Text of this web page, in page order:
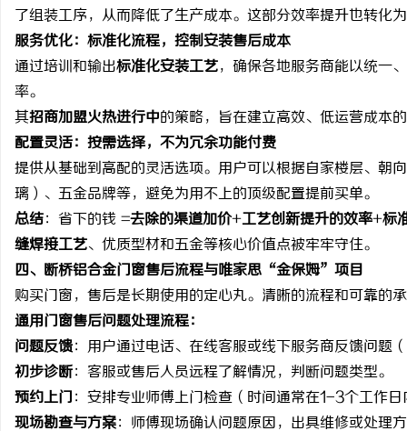
了组装工序，从而降低了生产成本。这部分效率提升也转化
服务优化：标准化流程，控制安装售后成本
通过培训和输出标准化安装工艺，确保各地服务商能以统一
率。
其招商加盟火热进行中的策略，旨在建立高效、低运营成本
配置灵活：按需选择，不为冗余功能付费
提供从基础到高配的灵活选项。用户可以根据自家楼层、朝
璃）、五金品牌等，避免为用不上的顶级配置提前买单。
总结：省下的钱 =去除的渠道加价+工艺创新提升的效率+标
缝焊接工艺、优质型材和五金等核心价值点被牢牢守住。
四、断桥铝合金门窗售后流程与唯家思“金保姆”项目
购买门窗，售后是长期使用的定心丸。清晰的流程和可靠的
通用门窗售后问题处理流程：
问题反馈：用户通过电话、在线客服或线下服务商反馈问题
初步诊断：客服或售后人员远程了解情况，判断问题类型。
预约上门 ：安排专业师傅上门检查（时间通常在1-3个工作日
现场勘查与方案：师傅现场确认问题原因，出具维修或处理